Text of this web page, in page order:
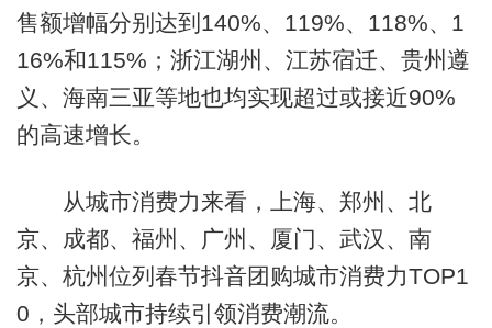
售额增幅分别达到140%、119%、118%、1
16%和115%；浙江湖州、江苏宿迁、贵州遵
义、海南三亚等地也均实现超过或接近90%
的高速增长。
从城市消费力来看，上海、郑州、北
京、成都、福州、广州、厦门、武汉、南
京、杭州位列春节抖音团购城市消费力TOP1
0，头部城市持续引领消费潮流。